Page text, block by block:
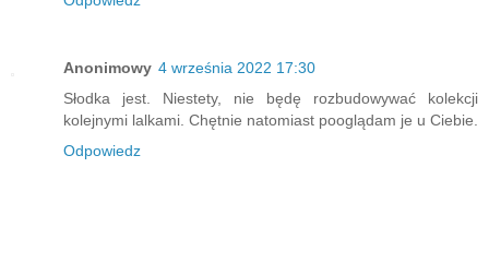
Anonimowy 4 września 2022 17:30
Słodka jest. Niestety, nie będę rozbudowywać kolekcji
kolejnymi lalkami. Chętnie natomiast pooglądam je u Ciebie.
Odpowiedz